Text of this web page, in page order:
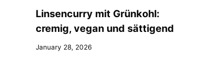
Linsencurry mit Grünkohl:
cremig, vegan und sättigend
January 28, 2026